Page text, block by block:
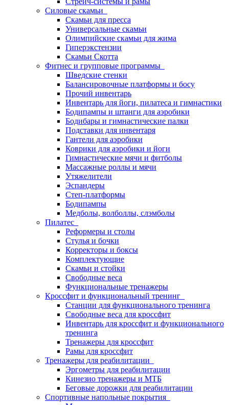
Силовые скамьи
Скамьи для пресса
Универсальные скамьи
Олимпийские скамьи для жима
Гиперэкстензии
Скамьи Скотта
Фитнес и групповые программы
Шведские стенки
Балансировочные платформы и босу
Прочий инвентарь
Инвентарь для йоги, пилатеса и гимнастики
Бодипампы и штанги для аэробики
Бодибары и гимнастические палки
Подставки для инвентаря
Гантели для аэробики
Коврики для аэробики и йоги
Гимнастические мячи и фитболы
Массажные роллы и мячи
Утяжелители
Эспандеры
Степ-платформы
Бодипампы
Медболы, волболлы, слэмболы
Пилатес
Реформеры и столы
Стулья и бочки
Корректоры и боксы
Комплектующие
Скамьи и стойки
Свободные веса
Функциональные тренажеры
Кроссфит и функциональный тренинг
Станции для функционального тренинга
Свободные веса для кроссфит
Инвентарь для кроссфит и функционального
тренинга
Тренажеры для кроссфит
Рамы для кроссфит
Тренажеры для реабилитации
Эргометры для реабилитации
Кинезио тренажеры и МТБ
Беговые дорожки для реабилитации
Спортивные напольные покрытия